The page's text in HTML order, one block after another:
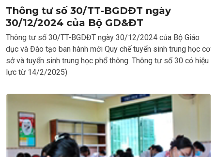
Thông tư số 30/TT-BGDĐT ngày
30/12/2024 của Bộ GD&ĐT
Thông tư số 30/TT-BGDĐT ngày 30/12/2024 của Bộ Giáo
dục và Đào tạo ban hành mới Quy chế tuyển sinh trung học cơ
sở và tuyển sinh trung học phổ thông. Thông tư số 30 có hiệu
lực từ 14/2/2025)